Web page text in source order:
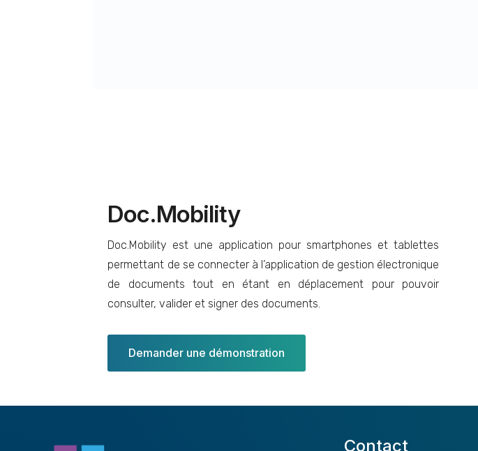
Doc.Mobility
Doc.Mobility est une application pour smartphones et tablettes
permettant de se connecter à l’application de gestion électronique
de documents tout en étant en déplacement pour pouvoir
consulter, valider et signer des documents.
Demander une démonstration
Contact